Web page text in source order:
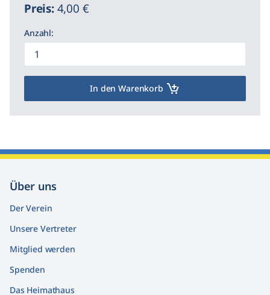
Preis:4,00 €
Anzahl:
In den Warenkorb
Über uns
Der Verein
Unsere Vertreter
Mitglied werden
Spenden
Das Heimathaus